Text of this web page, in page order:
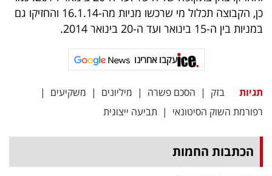
פרסמו
באייס
כן, הקבוצה תכלול מי שרכשו מניות מה-16.1.14 והחזיקו גם
במניות בין ה-15 בינואר ועד ה-20 בינואר 2014.
עקבו אחרינו
תגיות בזק | הסכם פשרה | מיליונים | משקיעים |
רפורמת השוק הסיטונאי | תביעה ייצוגית
הכתבות החמות